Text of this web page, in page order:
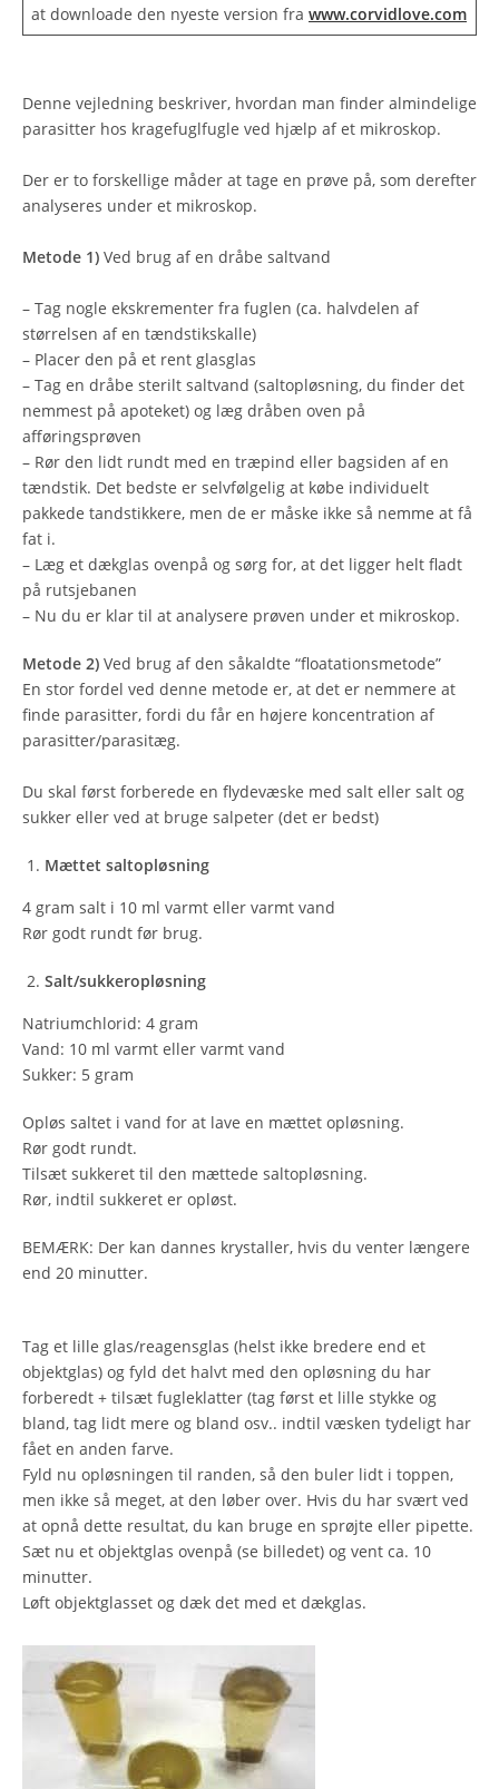
at downloade den nyeste version fra www.corvidlove.com
Denne vejledning beskriver, hvordan man finder almindelige
parasitter hos kragefuglfugle ved hjælp af et mikroskop.
Der er to forskellige måder at tage en prøve på, som derefter
analyseres under et mikroskop.
Metode 1) Ved brug af en dråbe saltvand
– Tag nogle ekskrementer fra fuglen (ca. halvdelen af ​​
størrelsen af ​​en tændstikskalle)
– Placer den på et rent glasglas
– Tag en dråbe sterilt saltvand (saltopløsning, du finder det
nemmest på apoteket) og læg dråben oven på
afføringsprøven
– Rør den lidt rundt med en træpind eller bagsiden af ​​en
tændstik. Det bedste er selvfølgelig at købe individuelt
pakkede tandstikkere, men de er måske ikke så nemme at få
fat i.
– Læg et dækglas ovenpå og sørg for, at det ligger helt fladt
på rutsjebanen
– Nu du er klar til at analysere prøven under et mikroskop.
Metode 2) Ved brug af den såkaldte “floatationsmetode”
En stor fordel ved denne metode er, at det er nemmere at
finde parasitter, fordi du får en højere koncentration af
parasitter/parasitæg.
Du skal først forberede en flydevæske med salt eller salt og
sukker eller ved at bruge salpeter (det er bedst)
Mættet saltopløsning
4 gram salt i 10 ml varmt eller varmt vand
Rør godt rundt før brug.
Salt/sukkeropløsning
Natriumchlorid: 4 gram
Vand: 10 ml varmt eller varmt vand
Sukker: 5 gram
Opløs saltet i vand for at lave en mættet opløsning.
Rør godt rundt.
Tilsæt sukkeret til den mættede saltopløsning.
Rør, indtil sukkeret er opløst.
BEMÆRK: Der kan dannes krystaller, hvis du venter længere
end 20 minutter.
Tag et lille glas/reagensglas (helst ikke bredere end et
objektglas) og fyld det halvt med den opløsning du har
forberedt + tilsæt fugleklatter (tag først et lille stykke og
bland, tag lidt mere og bland osv.. indtil væsken tydeligt har
fået en anden farve.
Fyld nu opløsningen til randen, så den buler lidt i toppen,
men ikke så meget, at den løber over. Hvis du har svært ved
at opnå dette resultat, du kan bruge en sprøjte eller pipette.
Sæt nu et objektglas ovenpå (se billedet) og vent ca. 10
minutter.
Løft objektglasset og dæk det med et dækglas.